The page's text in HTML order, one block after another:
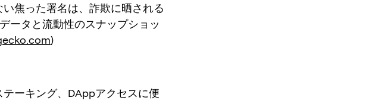
焦った署名は、詐欺に晒される
ータと流動性のスナップショッ
)
ーキング、DAppアクセスに便